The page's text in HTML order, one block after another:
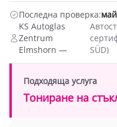
Последна проверка:
KS Autoglas
Zentrum
Elmshorn —
SÜD)
Подходяща услуга
Тониране на